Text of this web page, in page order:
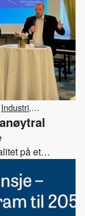
Industri,
,Drivkraft Norge
på et
fullt mulig, sier
Kristin Bremer